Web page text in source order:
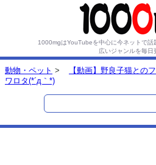
1000mgはYouTubeを中心に今ネットで話
広いジャンルを毎日
動物・ペット >
【動画】野良子猫との
ワロタ(*´д｀*)